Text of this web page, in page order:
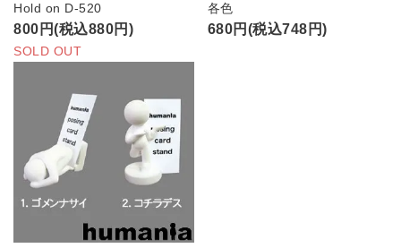
Hold on D-520
800円(税込880円)
SOLD OUT
各色
680円(税込748円)